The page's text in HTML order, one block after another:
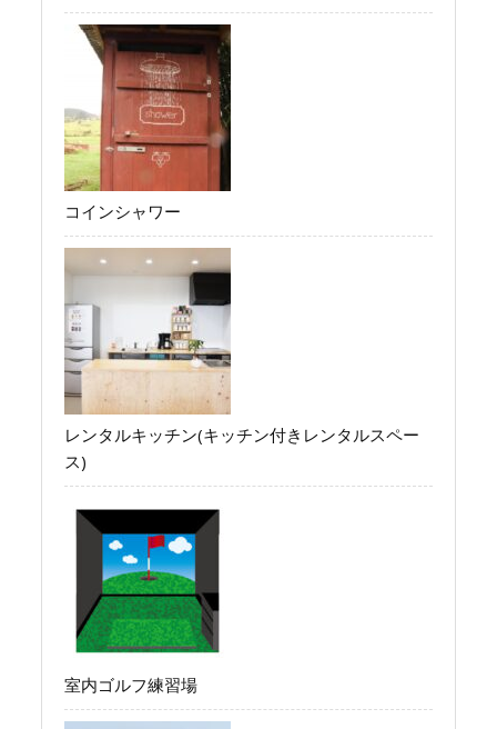
コインシャワー
レンタルキッチン(キッチン付きレンタルスペー
ス)
室内ゴルフ練習場